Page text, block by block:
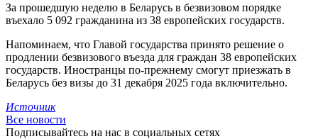
За прошедшую неделю в Беларусь в безвизовом порядке
въехало 5 092 гражданина из 38 европейских государств.
Напоминаем, что Главой государства принято решение о
продлении безвизового въезда для граждан 38 европейских
государств. Иностранцы по-прежнему смогут приезжать в
Беларусь без визы до 31 декабря 2025 года включительно.
Источник
Все новости
Подписывайтесь на нас в социальных сетях